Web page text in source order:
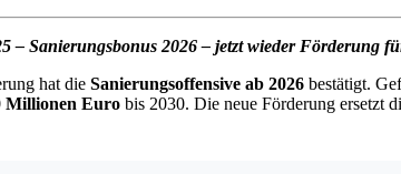
– Sanierungsbonus 2026 – jetzt wieder Förderung
hat die Sanierungsoffensive ab 2026 bestätigt.
Millionen Euro bis 2030. Die neue Förderung ersetzt